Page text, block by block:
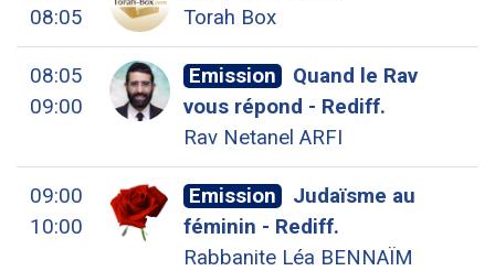
08:05
Torah Box
08:05
09:00
Emission
Quand le Rav
vous répond - Rediff.
Rav Netanel ARFI
09:00
10:00
Emission
Judaïsme au
féminin - Rediff.
Rabbanite Léa BENNAÏM